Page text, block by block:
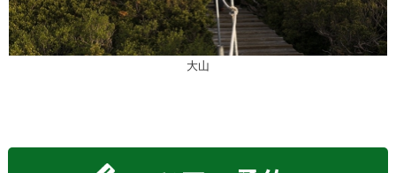
大山